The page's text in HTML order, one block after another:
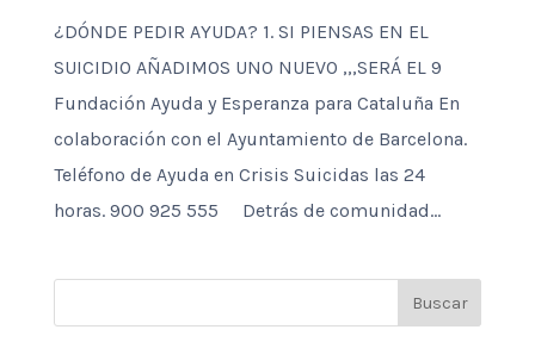
¿DÓNDE PEDIR AYUDA? 1. SI PIENSAS EN EL
SUICIDIO AÑADIMOS UNO NUEVO ,,,SERÁ EL 9
Fundación Ayuda y Esperanza para Cataluña En
colaboración con el Ayuntamiento de Barcelona.
Teléfono de Ayuda en Crisis Suicidas las 24
horas. 900 925 555 Detrás de comunidad...